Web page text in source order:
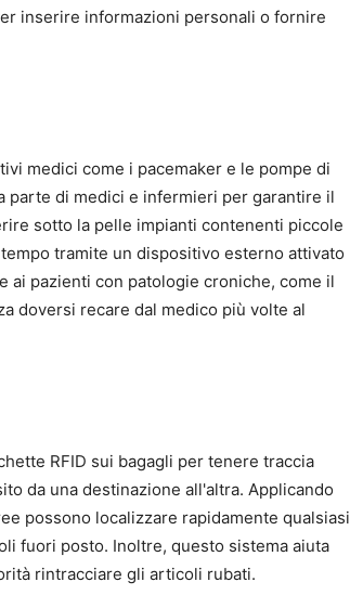
inserire informazioni personali o fornire
medici come i pacemaker e le pompe di
parte di medici e infermieri per garantire il
sotto la pelle impianti contenenti piccole
tramite un dispositivo esterno attivato
ai pazienti con patologie croniche, come il
doversi recare dal medico più volte al
RFID sui bagagli per tenere traccia
da una destinazione all'altra. Applicando
possono localizzare rapidamente qualsiasi
fuori posto. Inoltre, questo sistema aiuta
rintracciare gli articoli rubati.